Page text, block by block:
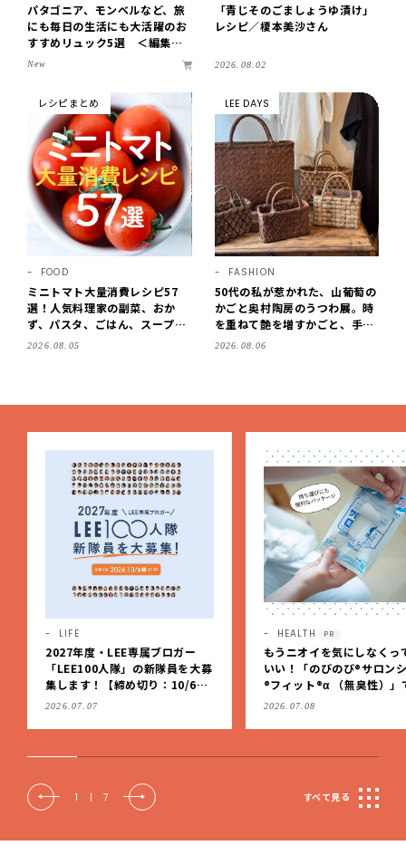
パタゴニア、モンベルなど、旅
にも毎日の生活にも大活躍のお
すすめリュック5選 ＜編集部
セレクト＞【LEEマルシェ】
New
「青じそのごましょうゆ漬け」
レシピ／榎本美沙さん
2026.08.02
レシピまとめ
FOOD
ミニトマト大量消費レシピ57
選！人気料理家の副菜、おか
ず、パスタ、ごはん、スープま
で【保存版】
2026.08.05
LEE DAYS
FASHION
50代の私が惹かれた、山葡萄の
かごと奥村陶房のうつわ展。時
を重ねて艶を増すかごと、手仕
事の美しさに出会いました。
2026.08.06
HEALTH
もうニオイを気にしなくっても
いい！「のびのび®サロンシップ
®フィット®α （無臭性）」で、
肩こりや足腰のダルさを出先で
2026.07.08
LIFE PR
LIXILの新シャワーヘッド
U」なら、5つの水流で美
も節水も！
New
2 | 7 すべて見る